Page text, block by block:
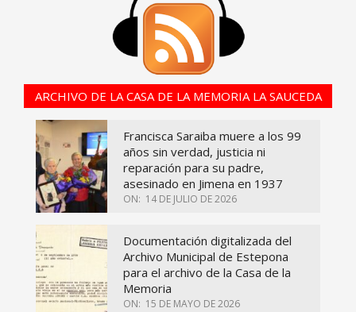
ARCHIVO DE LA CASA DE LA MEMORIA LA SAUCEDA
Francisca Saraiba muere a los 99
años sin verdad, justicia ni
reparación para su padre,
asesinado en Jimena en 1937
ON: 14 DE JULIO DE 2026
Documentación digitalizada del
Archivo Municipal de Estepona
para el archivo de la Casa de la
Memoria
ON: 15 DE MAYO DE 2026